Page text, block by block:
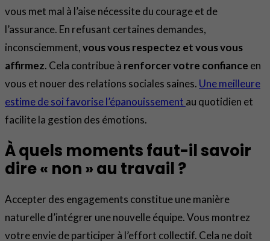
vous met mal à l’aise nécessite du courage et de
l’assurance. En refusant certaines demandes,
inconsciemment,vous vous respectez et vous vous
affirmez. Cela contribue à renforcer votre confiance en
vous et nouer des relations sociales saines. Une meilleure
estime de soi favorise l’épanouissement au quotidien et
facilite la gestion des émotions.
À quels moments faut-il savoir
dire « non » au travail ?
Accepter des engagements constitue une manière
naturelle d’intégrer une nouvelle équipe. Vous montrez
votre envie de participer à l’effort collectif. Cela ne doit